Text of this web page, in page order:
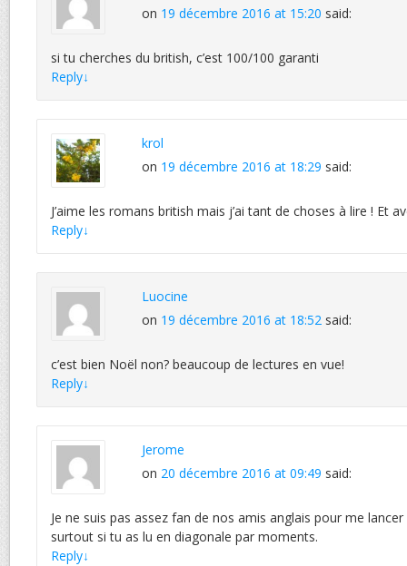
on 19 décembre 2016 at 15:20 said:
si tu cherches du british, c’est 100/100 garanti
Reply↓
krol
on 19 décembre 2016 at 18:29 said:
J’aime les romans british mais j’ai tant de choses à lire ! Et
Reply↓
Luocine
on 19 décembre 2016 at 18:52 said:
c’est bien Noël non? beaucoup de lectures en vue!
Reply↓
Jerome
on 20 décembre 2016 at 09:49 said:
Je ne suis pas assez fan de nos amis anglais pour me
surtout si tu as lu en diagonale par moments.
Reply↓